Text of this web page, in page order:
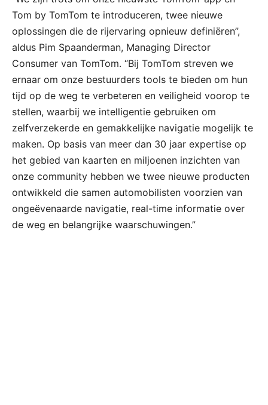
Tom by TomTom te introduceren, twee nieuwe
oplossingen die de rijervaring opnieuw definiëren”,
aldus Pim Spaanderman, Managing Director
Consumer van TomTom. “Bij TomTom streven we
ernaar om onze bestuurders tools te bieden om hun
tijd op de weg te verbeteren en veiligheid voorop te
stellen, waarbij we intelligentie gebruiken om
zelfverzekerde en gemakkelijke navigatie mogelijk te
maken. Op basis van meer dan 30 jaar expertise op
het gebied van kaarten en miljoenen inzichten van
onze community hebben we twee nieuwe producten
ontwikkeld die samen automobilisten voorzien van
ongeëvenaarde navigatie, real-time informatie over
de weg en belangrijke waarschuwingen.”